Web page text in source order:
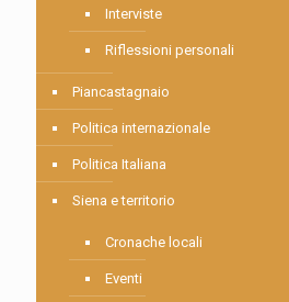
Interviste
Riflessioni personali
Piancastagnaio
Politica internazionale
Politica Italiana
Siena e territorio
Cronache locali
Eventi